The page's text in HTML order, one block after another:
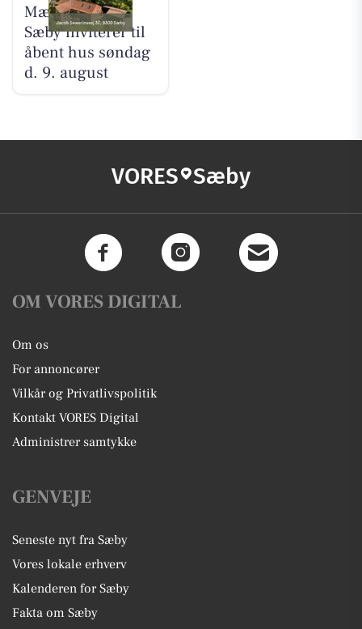
Mæglerhuset
Sæby inviterer til
åbent hus søndag
d. 9. august
VORES Sæby
OM VORES DIGITAL
Om os
For annoncører
Vilkår og Privatlivspolitik
Kontakt VORES Digital
Administrer samtykke
GENVEJE
Seneste nyt fra Sæby
Vores lokale erhverv
Kalenderen for Sæby
Fakta om Sæby